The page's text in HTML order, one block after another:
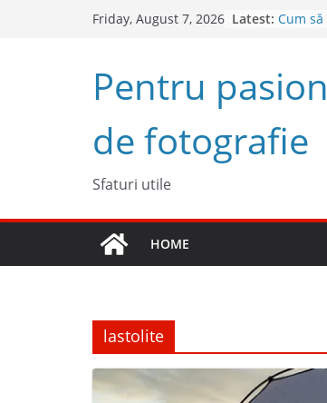
Friday, August 7, 2026 Latest: Cum
cameră
4
5
Top 5
Pentru
de fotografie
Sfaturi utile
HOME
lastolite